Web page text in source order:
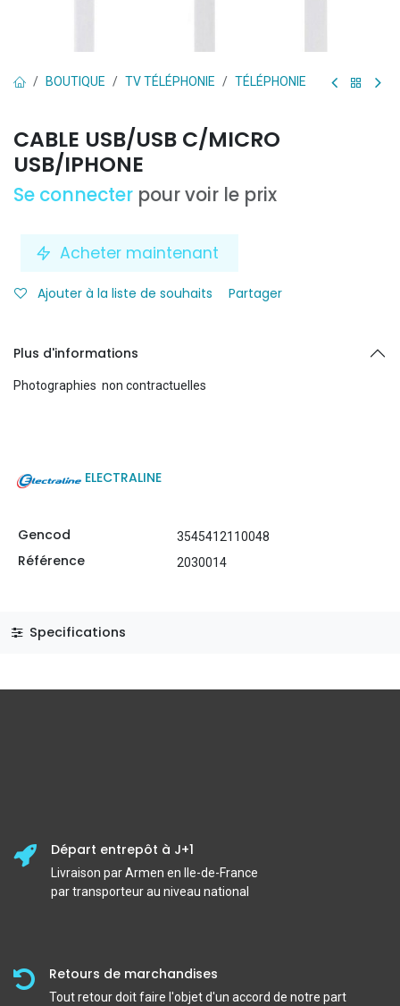
BOUTIQUE TV TÉLÉPHONIE TÉLÉPHONIE
CABLE USB/USB C/MICRO
USB/IPHONE
Se connecter pour voir le prix
Acheter maintenant
Ajouter à la liste de souhaits Partager
Plus d'informations
Photographies non contractuelles
ELECTRALINE
Gencod 3545412110048
Référence 2030014
Specifications
Départ entrepôt à J+1
Livraison par Armen en Ile-de-France
par transporteur au niveau national
Retours de marchandises
Tout retour doit faire l'objet d'un accord de notre part